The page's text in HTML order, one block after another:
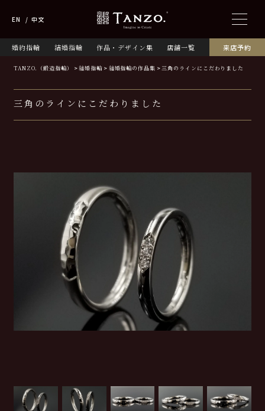
婚約指輪 結婚指輪 作品・デザイン集 店舗一覧 来店予約
EN 中文
TANZO.（鍛造指輪） 結婚指輪 結婚指輪の作品集 三角のラインにこだわりました
三角のラインにこだわりました